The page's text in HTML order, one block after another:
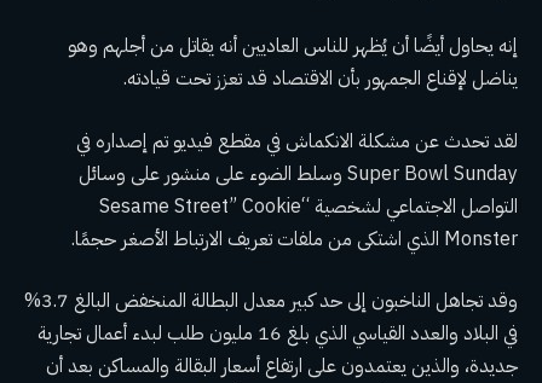
إنه يحاول أيضًا أن يُظهر للناس العاديين أنه يقاتل من أجلهم وهو
يناضل لإقناع الجمهور بأن الاقتصاد قد تعزز تحت قيادته.
لقد تحدث عن مشكلة الانكماش في مقطع فيديو تم إصداره في
Super Bowl Sunday وسلط الضوء على منشور على وسائل
التواصل الاجتماعي لشخصية “Sesame Street” Cookie
Monster الذي اشتكى من ملفات تعريف الارتباط الأصغر حجمًا.
وقد تجاهل الناخبون إلى حد كبير معدل البطالة المنخفض البالغ 3.7%
في البلاد والعدد القياسي الذي بلغ 16 مليون طلب لبدء أعمال تجارية
جديدة، والذين يعتمدون على ارتفاع أسعار البقالة والمساكن بعد أن